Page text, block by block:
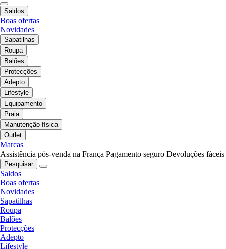
Saldos
Boas ofertas
Novidades
Sapatilhas
Roupa
Balões
Protecções
Adepto
Lifestyle
Equipamento
Praia
Manutenção física
Outlet
Marcas
Assistência pós-venda na França Pagamento seguro Devoluções fáceis
Pesquisar
Saldos
Boas ofertas
Novidades
Sapatilhas
Roupa
Balões
Protecções
Adepto
Lifestyle